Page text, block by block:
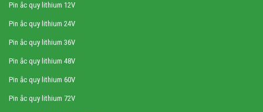
Pin ắc quy lithium 12V
Pin ắc quy lithium 24V
Pin ắc quy lithium 36V
Pin ắc quy lithium 48V
Pin ắc quy lithium 60V
Pin ắc quy lithium 72V